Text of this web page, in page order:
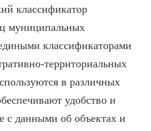
классификатор
муниципальных
классификаторами
территориальных
в различных
удобство и
с данными об объектах и